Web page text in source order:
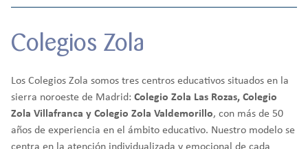
Colegios Zola
Los Colegios Zola somos tres centros educativos situados en la
sierra noroeste de Madrid: Colegio Zola Las Rozas, Colegio
Zola Villafranca y Colegio Zola Valdemorillo, con más de 50
años de experiencia en el ámbito educativo. Nuestro modelo se